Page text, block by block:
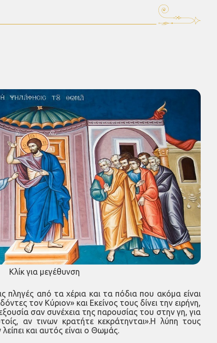
Κλίκ για μεγέθυνση
πληγές από τα χέρια και τα πόδια που ακόμα είναι
τον Κύριον» και Εκείνος τους δίνει την ειρήνη,
σαν συνέχεια της παρουσίας του στην γη, για
αν τινων κρατήτε κεκράτηνται».Η λύπη τους
και αυτός είναι ο Θωμάς.